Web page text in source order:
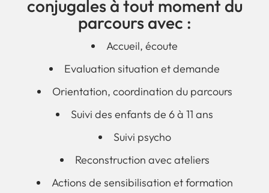
conjugales à tout moment du
parcours avec :
Accueil, écoute
Evaluation situation et demande
Orientation, coordination du parcours
Suivi des enfants de 6 à 11 ans
Suivi psycho
Reconstruction avec ateliers
Actions de sensibilisation et formation